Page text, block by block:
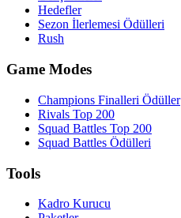
Hedefler
Sezon İlerlemesi Ödülleri
Rush
Game Modes
Champions Finalleri Ödüller
Rivals Top 200
Squad Battles Top 200
Squad Battles Ödülleri
Tools
Kadro Kurucu